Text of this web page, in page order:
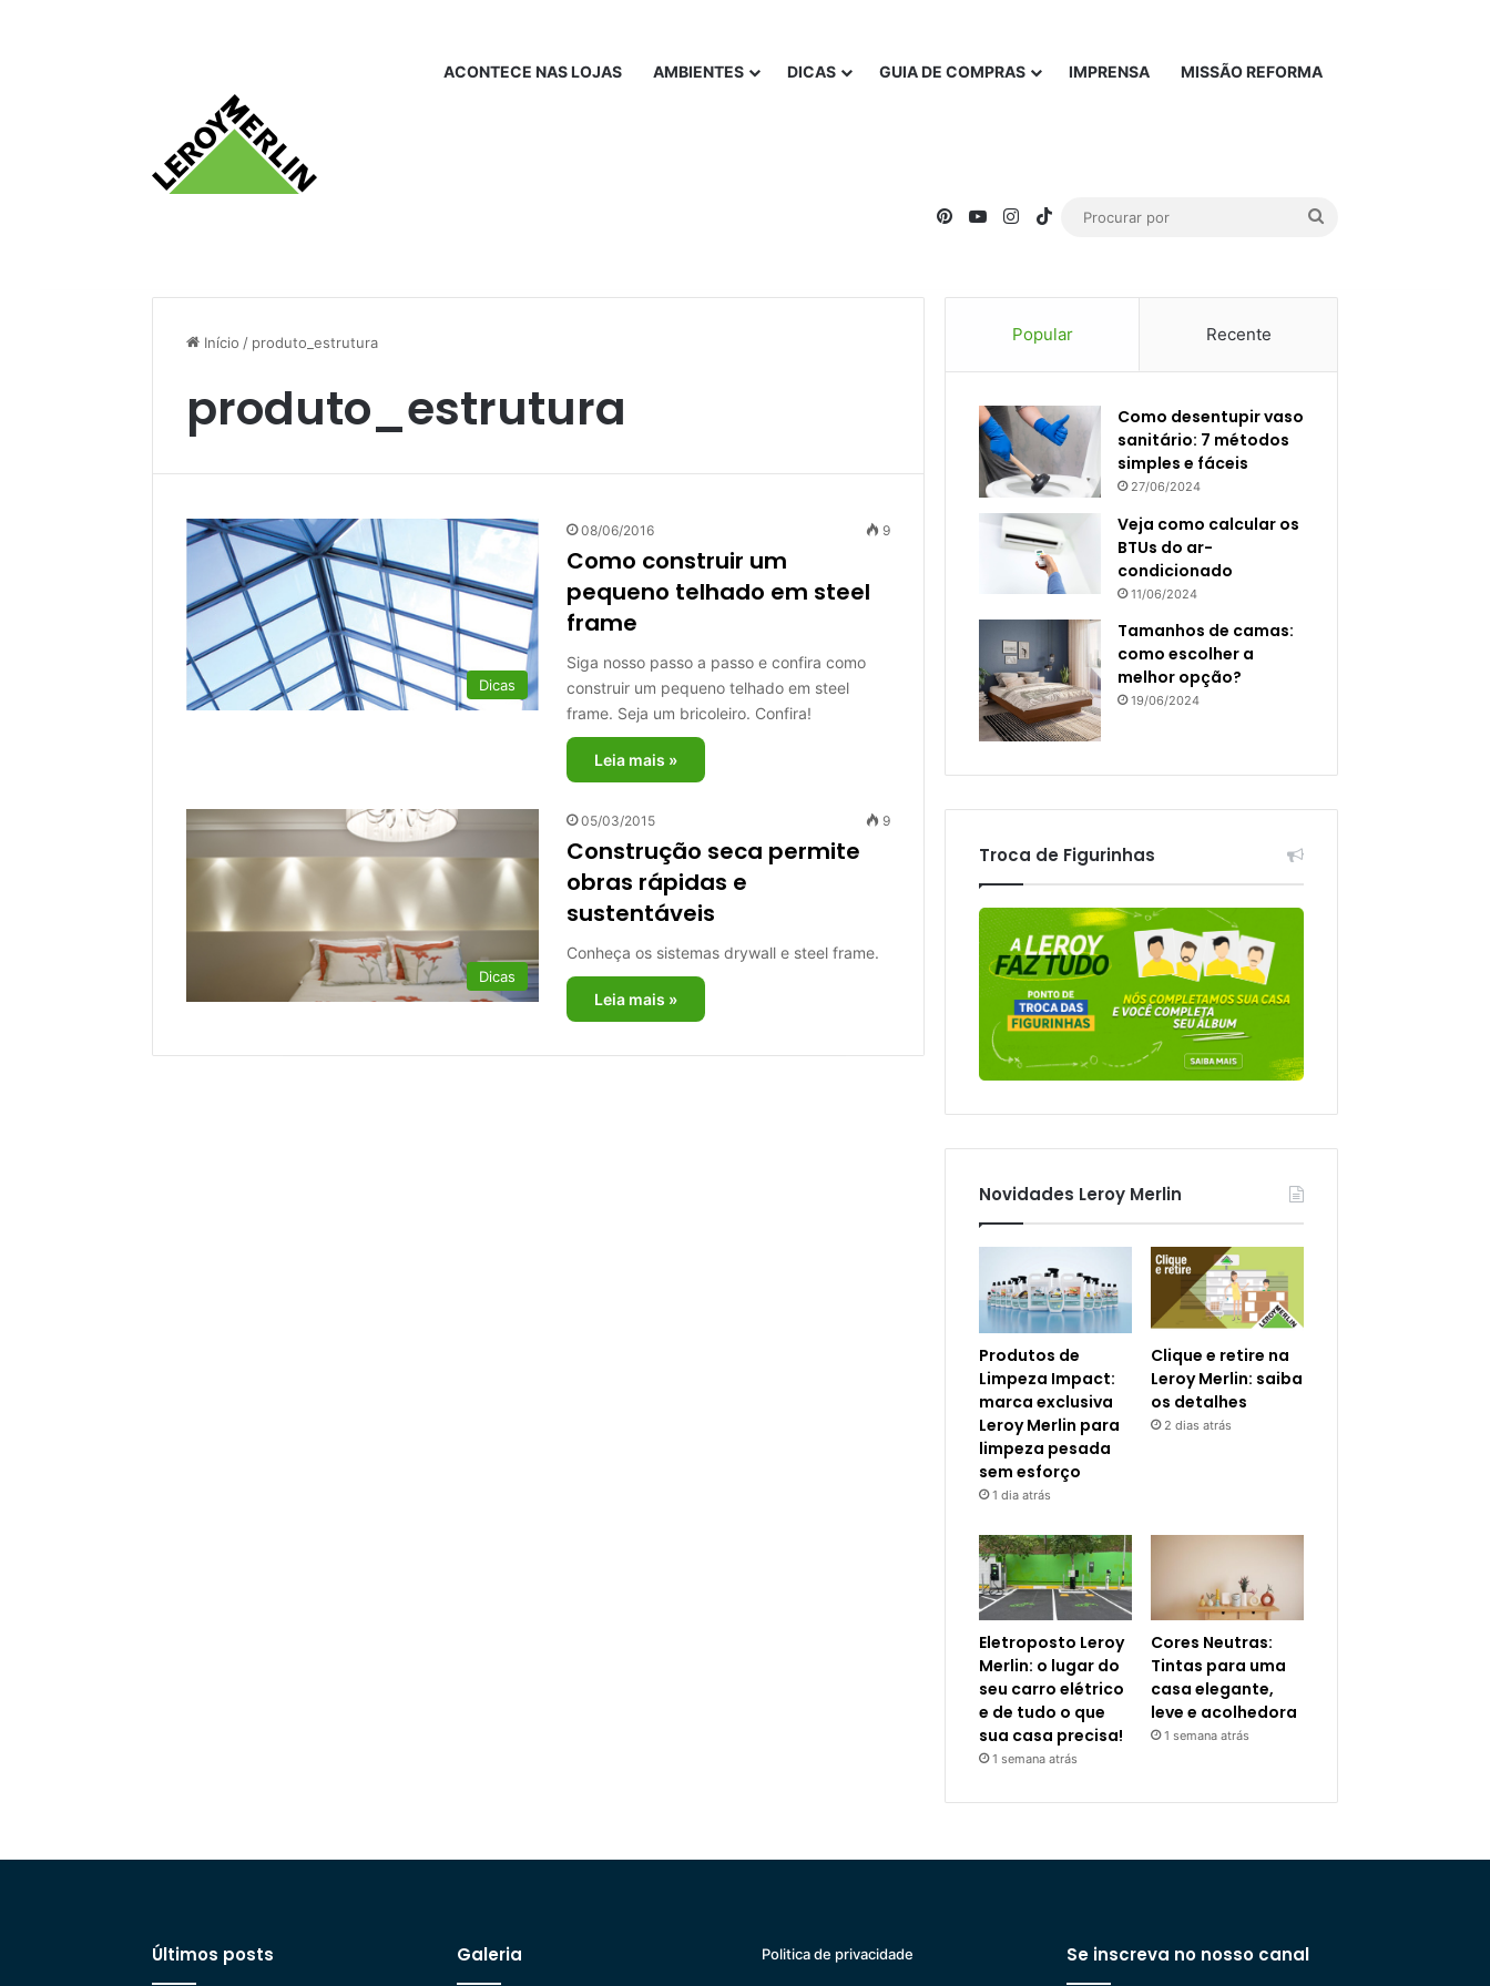
ACONTECE NAS LOJAS AMBIENTES DICAS GUIA DE COMPRAS IMPRENSA MISSÃO REFORMA
PinterestYouTubeInstagram
TikTok
Início / produto_estrutura
produto_estrutura
Dicas
08/06/2016 9
Como construir um
pequeno telhado em steel
frame
Siga nosso passo a passo e confira como
construir um pequeno telhado em steel
frame. Seja um bricoleiro. Confira!
Leia mais »
Dicas
05/03/2015 9
Construção seca permite
obras rápidas e
sustentáveis
Conheça os sistemas drywall e steel frame.
Leia mais »
Popular Recente
Como desentupir vaso
sanitário: 7 métodos
simples e fáceis
27/06/2024
Veja como calcular os
BTUs do ar-
condicionado
11/06/2024
Tamanhos de camas:
como escolher a
melhor opção?
19/06/2024
Troca de Figurinhas
Novidades Leroy Merlin
Produtos de
Limpeza Impact:
marca exclusiva
Leroy Merlin para
limpeza pesada
sem esforço
1 dia atrás
Clique e retire na
Leroy Merlin: saiba
os detalhes
2 dias atrás
Eletroposto Leroy
Merlin: o lugar do
seu carro elétrico
e de tudo o que
sua casa precisa!
1 semana atrás
Cores Neutras:
Tintas para uma
casa elegante,
leve e acolhedora
1 semana atrás
Últimos posts Galeria Politica de privacidade Se inscreva no nosso canal